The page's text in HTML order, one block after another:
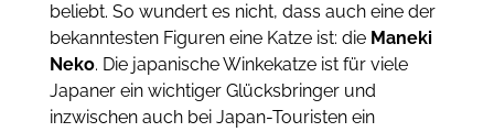
beliebt. So wundert es nicht, dass auch eine der
bekanntesten Figuren eine Katze ist: die Maneki
Neko. Die japanische Winkekatze ist für viele
Japaner ein wichtiger Glücksbringer und
inzwischen auch bei Japan-Touristen ein